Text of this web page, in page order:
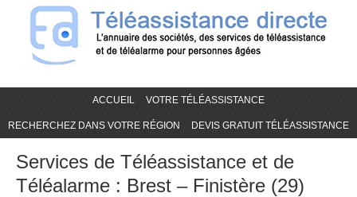
ACCUEIL VOTRE TÉLÉASSISTANCE
RECHERCHEZ DANS VOTRE RÉGION DEVIS GRATUIT TÉLÉASSISTANCE
Services de Téléassistance et de
Téléalarme : Brest – Finistère (29)